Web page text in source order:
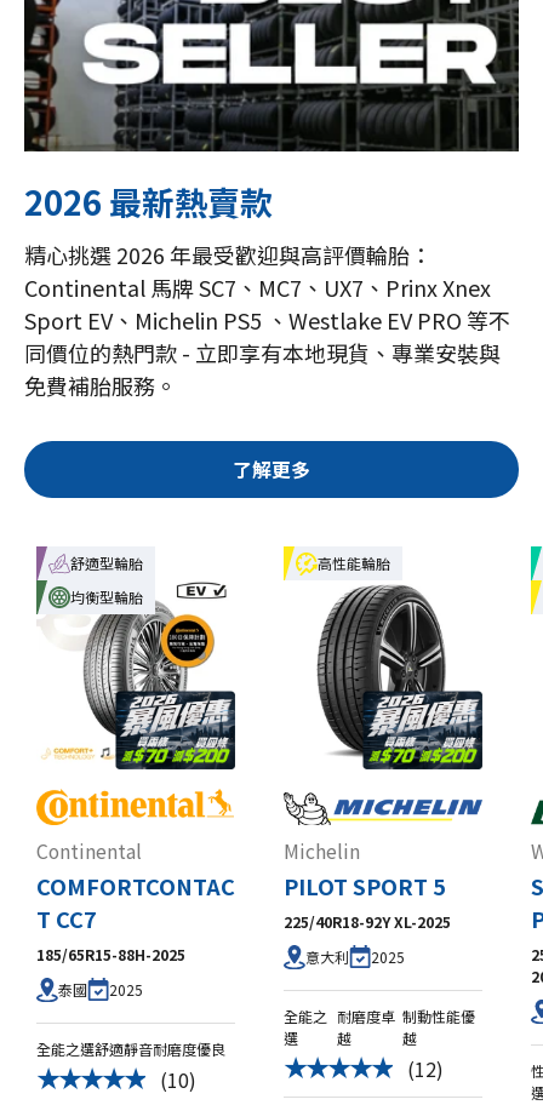
2026 最新熱賣款
精心挑選 2026 年最受歡迎與高評價輪胎：
Continental 馬牌 SC7、MC7、UX7、Prinx Xnex
Sport EV、Michelin PS5 、Westlake EV PRO 等不
同價位的熱門款 - 立即享有本地現貨、專業安裝與
免費補胎服務。
了解更多
舒適型輪胎
均衡型輪胎
Continental
COMFORTCONTAC
T CC7
185/65R15-88H-2025
泰國
2025
全能之選舒適靜音耐磨度優良
★★★★★ (10)
高性能輪胎
Michelin
PILOT SPORT 5
225/40R18-92Y XL-2025
意大利
2025
全能之
選
耐磨度卓
越
制動性能優
越
★★★★★ (12)